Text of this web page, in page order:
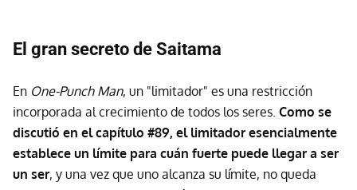
El gran secreto de Saitama
En One-Punch Man, un "limitador" es una restricción
incorporada al crecimiento de todos los seres. Como se
discutió en el capítulo #89, el limitador esencialmente
establece un límite para cuán fuerte puede llegar a ser
un ser, y una vez que uno alcanza su límite, no queda